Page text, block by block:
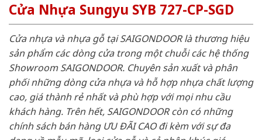
Cửa Nhựa Sungyu SYB 727-CP-SGD
Cửa nhựa và nhựa gỗ tại SAIGONDOOR là thương hiệu
sản phẩm các dòng cửa trong một chuỗi các hệ thống
Showroom SAIGONDOOR. Chuyên sản xuất và phân
phối những dòng cửa nhựa và hỗ hợp nhựa chất lượng
cao, giá thành rẻ nhất và phù hợp với mọi nhu cầu
khách hàng. Trên hết, SAIGONDOOR còn có những
chính sách bán hàng ƯU ĐÃI CAO đi kèm với sự đa